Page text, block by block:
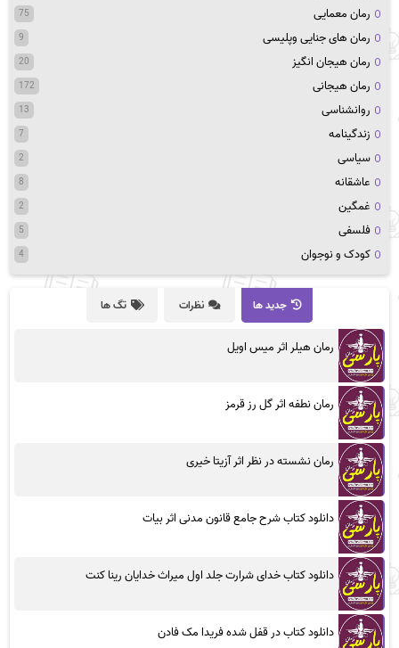
رمان معمایی 75
رمان های جنایی وپلیسی 9
رمان هیجان انگیز 20
رمان هیجانی 172
روانشناسی 13
زندگینامه 7
سیاسی 2
عاشقانه 8
غمگین 2
فلسفی 5
کودک و نوجوان 4
جدید ها نظرات تگ ها
رمان هیلر اثر میس اویل
رمان نطفه اثر گل رز قرمز
رمان نشسته در نظر اثر آزیتا خیری
دانلود کتاب شرح جامع قانون مدنی اثر بیات
دانلود کتاب خدای شرارت جلد اول میراث خدایان رینا کنت
دانلود کتاب در قفل شده فریدا مک فادن